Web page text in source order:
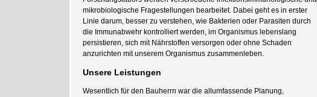
mikrobiologische Fragestellungen bearbeitet. Dabei geht es in erster
Linie darum, besser zu verstehen, wie Bakterien oder Parasiten durch
die Immunabwehr kontrolliert werden, im Organismus lebenslang
persistieren, sich mit Nährstoffen versorgen oder ohne Schaden
anzurichten mit unserem Organismus zusammenleben.
Unsere Leistungen
Wesentlich für den Bauherrn war die allumfassende Planung,